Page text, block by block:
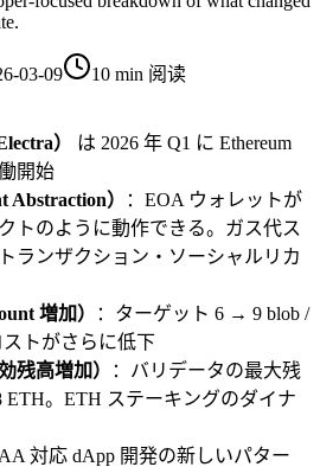
03-09 10 min 阅读
）
は 2026 年 Q1 に Ethereum
開始
Abstraction）
：EOA ウォレットが
トのように動作できる。ガス代ス
ランザクション・ソーシャルリカ
増加）
：ターゲット 6 → 9 blob /
トがさらに低下
残高増加）
：バリデータの最大残
ETH。ETH ステーキングのダイナ
対応 dApp 開発の新しいパター